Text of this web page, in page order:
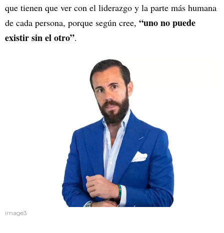
que tienen que ver con el liderazgo y la parte más humana
de cada persona, porque según cree, “uno no puede
existir sin el otro”.
image3